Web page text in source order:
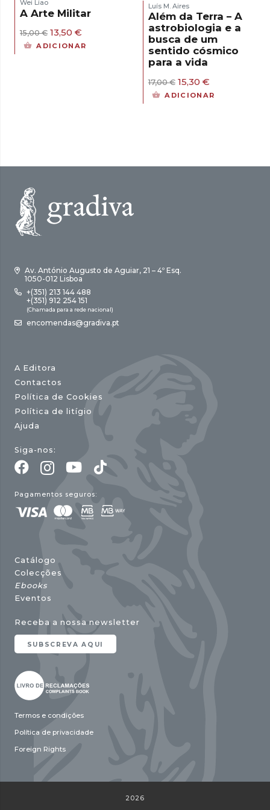
Wei Liao
A Arte Militar
15,00€ O
preço
13,50 €
preço
ADICIONAR
Luís M. Aires
Além da Terra – A
astrobiologia e a
busca de um
sentido cósmico
para a vida
17,00€ O
preço
original
15,30 €O
preço
atual
ADICIONAR
Av. António Augusto de Aguiar, 21 – 4º Esq.
1050-012 Lisboa
+(351) 213 144 488
+(351) 912 254 151
(Chamada para a rede nacional)
encomendas@gradiva.pt
A Editora
Contactos
Política de Cookies
Política de litígio
Ajuda
Siga-nos:
Pagamentos seguros:
Catálogo
Colecções
Ebooks
Eventos
Receba a nossa newsletter
SUBSCREVA AQUI
Termos e condições
Política de privacidade
Foreign Rights
2026